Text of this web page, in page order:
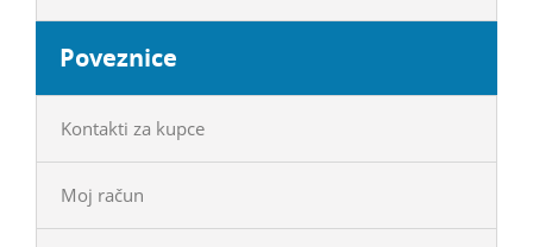
Poveznice
Kontakti za kupce
Moj račun